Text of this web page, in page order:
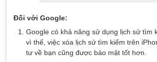
Đối với Google:
Google có khả năng sử dụng lịch sử
vì thế, việc xóa lịch sử tìm kiếm trên
tư về bạn cũng được bảo mật tốt hơn.